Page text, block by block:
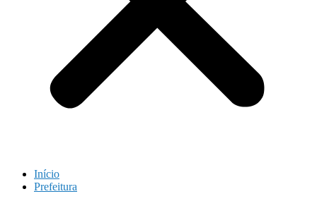
Início
Prefeitura